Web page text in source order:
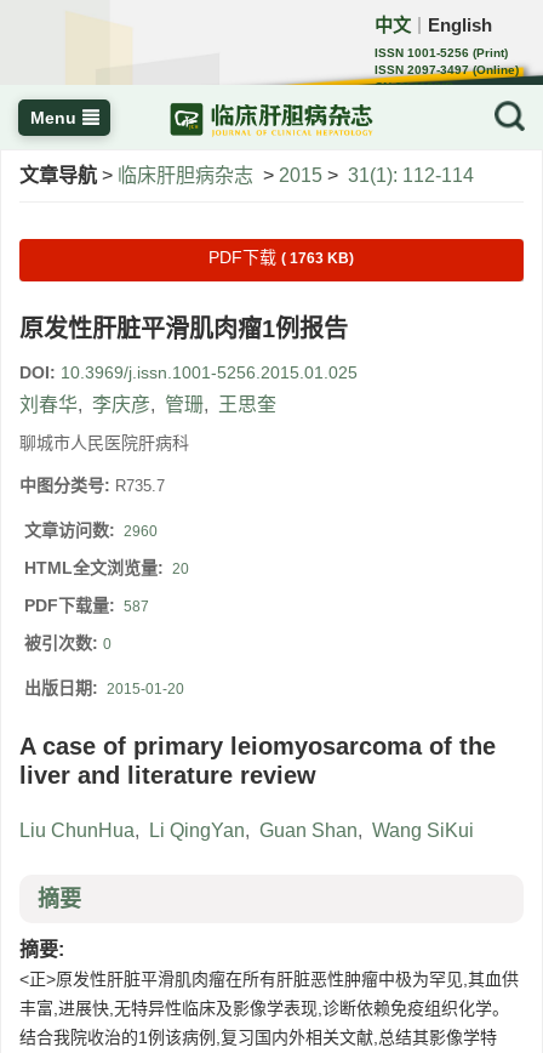
中文 English
ISSN 1001-5256 (Print)
ISSN 2097-3497 (Online)
CN 22-1108/R
Menu
文章导航 > 临床肝胆病杂志 > 2015 > 31(1): 112-114
PDF下载 ( 1763 KB)
原发性肝脏平滑肌肉瘤1例报告
DOI: 10.3969/j.issn.1001-5256.2015.01.025
刘春华, 李庆彦, 管珊, 王思奎
聊城市人民医院肝病科
中图分类号: R735.7
文章访问数: 2960
HTML全文浏览量: 20
PDF下载量: 587
被引次数: 0
出版日期: 2015-01-20
A case of primary leiomyosarcoma of the
liver and literature review
Liu ChunHua, Li QingYan, Guan Shan, Wang SiKui
摘要
摘要:
<正>原发性肝脏平滑肌肉瘤在所有肝脏恶性肿瘤中极为罕见,其血供
丰富,进展快,无特异性临床及影像学表现,诊断依赖免疫组织化学。
结合我院收治的1例该病例,复习国内外相关文献,总结其影像学特